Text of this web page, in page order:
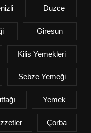
Duzce
Giresun
Kilis Yemekleri
Sebze Yemeği
Yemek
Çorba